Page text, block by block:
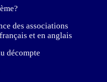
des associations
et en anglais
décompte